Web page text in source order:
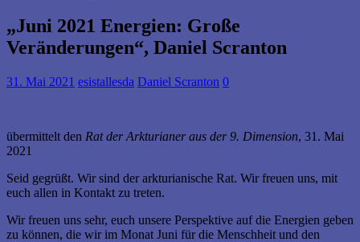
„Juni 2021 Energien: Große
Veränderungen“, Daniel Scranton
31. Mai 2021 esistallesda Daniel Scranton 0
übermittelt den Rat der Arkturianer aus der 9. Dimension, 31. Mai
2021
Seid gegrüßt. Wir sind der arkturianische Rat. Wir freuen uns, mit
euch allen in Kontakt zu treten.
Wir freuen uns sehr, euch unsere Perspektive auf die Energien geben
zu können, die wir im Monat Juni für die Menschheit und den